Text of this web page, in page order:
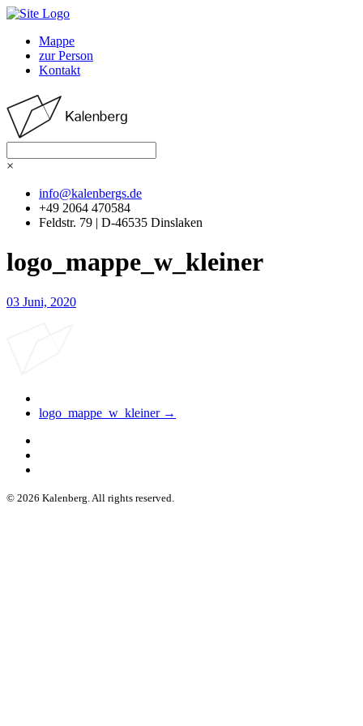
Mappe
zur Person
Kontakt
×
info@kalenbergs.de
+49 2064 470584
Feldstr. 79 | D-46535 Dinslaken
logo_mappe_w_kleiner
03 Juni, 2020
logo_mappe_w_kleiner →
© 2026 Kalenberg. All rights reserved.